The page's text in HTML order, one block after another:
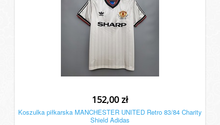
152,00 zł
Koszulka piłkarska MANCHESTER UNITED Retro 83/84 Charity
Shield Adidas